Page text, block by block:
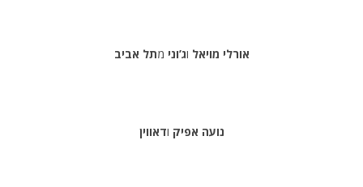
אורלי מויאל וג’וני מתל אביב
נועה אפיק ודאווין